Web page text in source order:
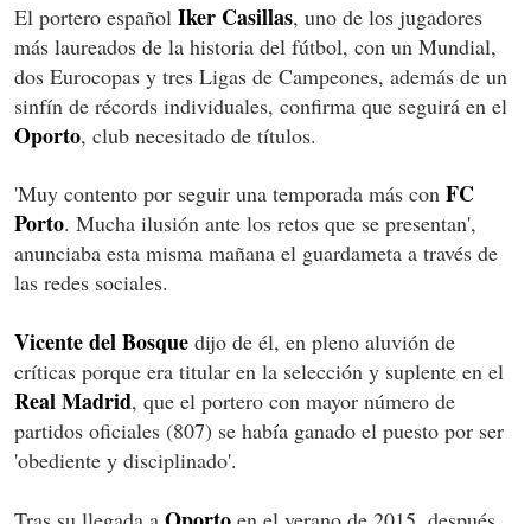
El portero español Iker Casillas, uno de los jugadores
más laureados de la historia del fútbol, con un Mundial,
dos Eurocopas y tres Ligas de Campeones, además de un
sinfín de récords individuales, confirma que seguirá en el
Oporto, club necesitado de títulos.
'Muy contento por seguir una temporada más con FC
Porto. Mucha ilusión ante los retos que se presentan',
anunciaba esta misma mañana el guardameta a través de
las redes sociales.
Vicente del Bosque dijo de él, en pleno aluvión de
críticas porque era titular en la selección y suplente en el
Real Madrid, que el portero con mayor número de
partidos oficiales (807) se había ganado el puesto por ser
'obediente y disciplinado'.